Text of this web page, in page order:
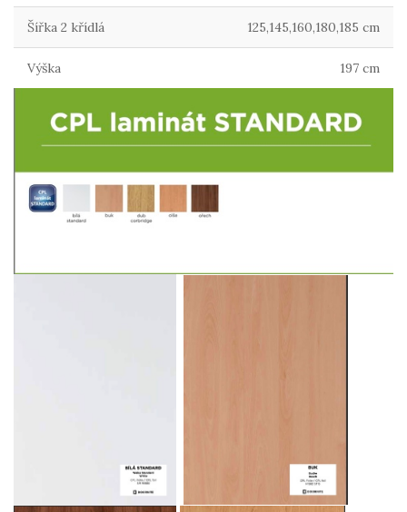
Šířka 2 křídlá 125,145,160,180,185 cm
Výška 197 cm